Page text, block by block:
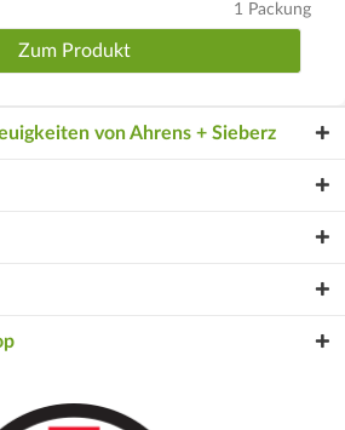
1 Packung
Zum Produkt
von Ahrens + Sieberz